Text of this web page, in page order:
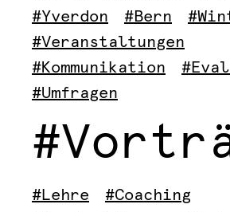
#Yverdon
#Bern
#Veranstaltungen
#Kommunikation
#Umfragen
#Lehre
#Coaching